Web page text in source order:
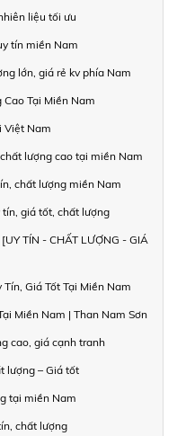
liệu tối ưu
tín miền Nam
lớn, giá rẻ kv phía Nam
Tại Miền Nam
Việt Nam
lượng cao tại miền Nam
chất lượng miền Nam
giá tốt, chất lượng
TÍN - CHẤT LƯỢNG - GIÁ
Giá Tốt Tại Miền Nam
Miền Nam | Than Nam Sơn
cao, giá cạnh tranh
lượng – Giá tốt
tại miền Nam
chất lượng